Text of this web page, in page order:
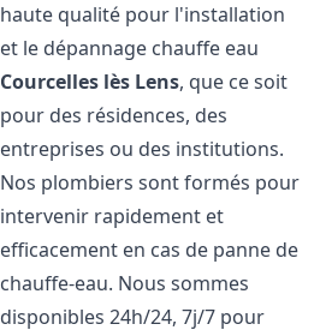
haute qualité pour l'installation
et le dépannage chauffe eau
Courcelles lès Lens, que ce soit
pour des résidences, des
entreprises ou des institutions.
Nos plombiers sont formés pour
intervenir rapidement et
efficacement en cas de panne de
chauffe-eau. Nous sommes
disponibles 24h/24, 7j/7 pour